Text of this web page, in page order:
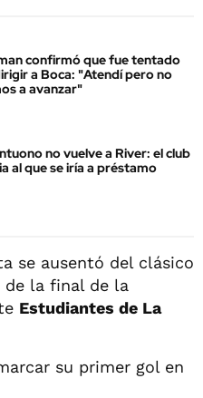
confirmó que fue tentado
a Boca: "Atendí pero no
a avanzar"
no vuelve a River: el club
al que se iría a préstamo
se ausentó del clásico
de la final de la
Estudiantes de La